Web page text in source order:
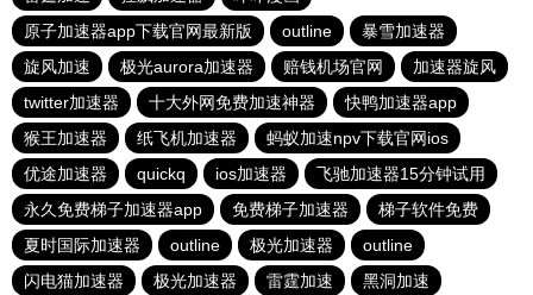
原子加速器app下载官网最新版
outline
暴雪加速器
旋风加速
极光aurora加速器 赔钱机场官网
加速器旋风
twitter加速器
十大外网免费加速神器
快鸭加速器app
猴王加速器
纸飞机加速器
蚂蚁加速npv下载官网ios
优途加速器
quickq ios加速器
飞驰加速器15分钟试用
永久免费梯子加速器app
免费梯子加速器
梯子软件免费
夏时国际加速器
outline 极光加速器
outline
闪电猫加速器
极光加速器 雷霆加速 黑洞加速